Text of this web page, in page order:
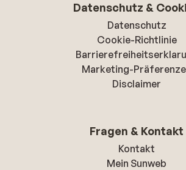
Datenschutz &
Datenschutz
Cookie-Richtlinie
Marketing-
Disclaimer
Fragen & Kontakt
Kontakt
Mein Sunweb